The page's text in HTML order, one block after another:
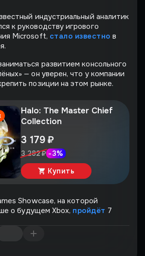
индустриальный аналитик
к руководству игрового
Microsoft, стало известно в
развитием консольного
— он уверен, что у компании
позиции на этом рынке.
Halo: The Master Chief
Collection
3 179 ₽
3 282 ₽ -3%
Купить
Showcase, на которой
о будущем Xbox, пройдёт 7